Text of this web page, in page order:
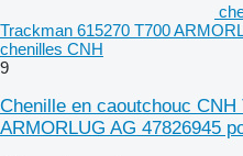
Trackman 615270 T700
chenilles CNH
9
Chenille en caoutchouc
ARMORLUG AG 47826945